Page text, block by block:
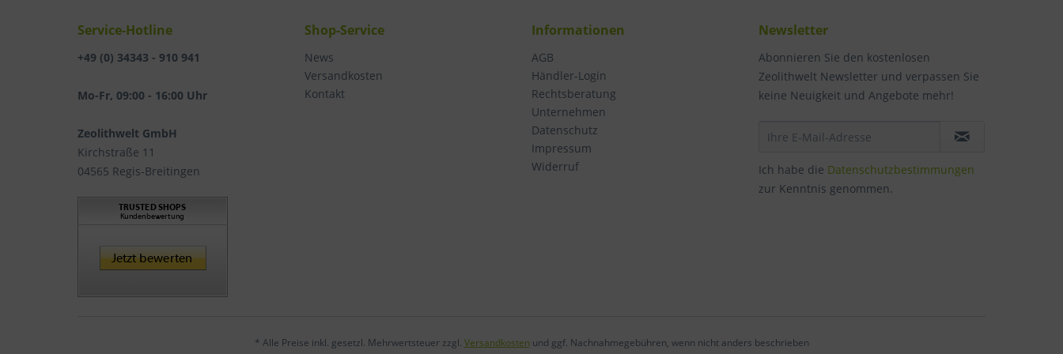
Service-Hotline
+49 (0) 34343 - 910 941
Mo-Fr, 09:00 - 16:00 Uhr
Zeolithwelt GmbH
Kirchstraße 11
04565 Regis-Breitingen
Shop-Service
News
Versandkosten
Kontakt
Informationen
AGB
Händler-Login
Rechtsberatung
Unternehmen
Datenschutz
Impressum
Widerruf
Newsletter
Abonnieren Sie den kostenlosen
Zeolithwelt Newsletter und verpassen Sie
keine Neuigkeit und Angebote mehr!
Ich habe die Datenschutzbestimmungen
zur Kenntnis genommen.
* Alle Preise inkl. gesetzl. Mehrwertsteuer zzgl. Versandkostenund ggf. Nachnahmegebühren, wenn nicht anders beschrieben